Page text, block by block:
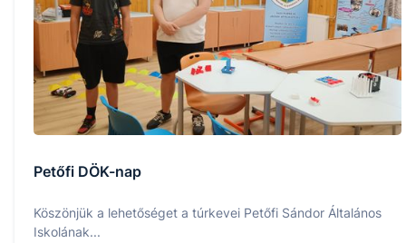
Petőfi DÖK-nap
Köszönjük a lehetőséget a túrkevei Petőfi Sándor Általános
Iskolának...